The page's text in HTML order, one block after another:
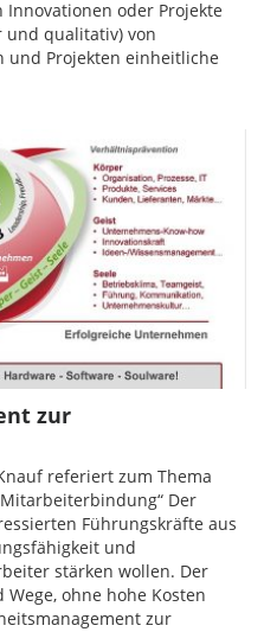
oder Projekte
und qualitativ) von
und Projekten einheitliche
zur
referiert zum Thema
Der
Führungskräfte aus
und
stärken wollen. Der
ohne hohe Kosten
zur